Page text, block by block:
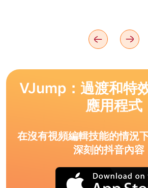
VJump：過渡和特
應用程式
在沒有視頻編輯技能的情況
深刻的抖音內容